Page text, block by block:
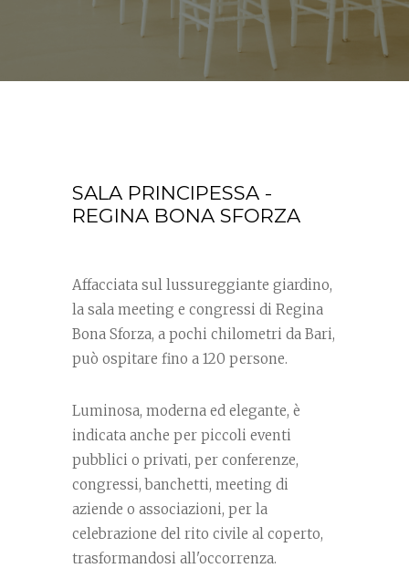
SALA PRINCIPESSA -
REGINA BONA SFORZA
Affacciata sul lussureggiante giardino,
la sala meeting e congressi di Regina
Bona Sforza, a pochi chilometri da Bari,
può ospitare fino a 120 persone.
Luminosa, moderna ed elegante, è
indicata anche per piccoli eventi
pubblici o privati, per conferenze,
congressi, banchetti, meeting di
aziende o associazioni, per la
celebrazione del rito civile al coperto,
trasformandosi all'occorrenza.